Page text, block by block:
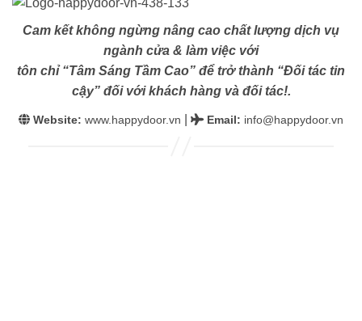
Cam kết không ngừng nâng cao chất lượng dịch vụ
ngành cửa & làm việc với
tôn chỉ “Tâm Sáng Tầm Cao” để trở thành “Đối tác tin
cậy” đối với khách hàng và đối tác!.
Website: www.happydoor.vn Email: info@happydoor.vn